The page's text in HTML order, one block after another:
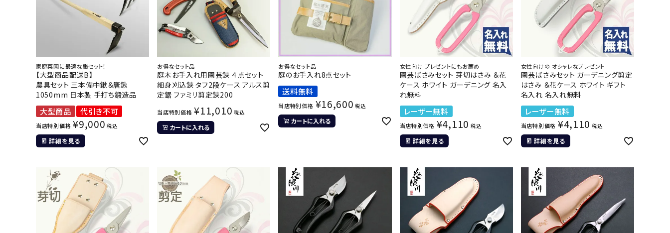
家庭菜園に最適な鍬セット！
【大型商品配送B】
農具セット 三本備中鍬＆唐鍬
1050mm 日本製 手打ち鍛造品
大型商品 代引き不可
当店特別価格 ¥9,000 税込
詳細を見る
お得なセット品
庭木お手入れ用園芸鋏 ４点セット
細身刈込鋏 タフ2段ケース アルス剪
定鋸 ファミリ剪定鋏200
当店特別価格 ¥11,010 税込
カートに入れる
お得なセット品
庭のお手入れ8点セット
送料無料
当店特別価格 ¥16,600 税込
カートに入れる
女性向け プレゼントにもお薦め
園芸ばさみセット 芽切はさみ ＆花
ケース ホワイト ガーデニング 名入
れ無料
レーザー無料
当店特別価格 ¥4,110 税込
詳細を見る
女性向けの オシャレなプレゼント
園芸ばさみセット ガーデニング剪定
はさみ ＆花ケース ホワイト ギフト
名入れ 名入れ無料
レーザー無料
当店特別価格 ¥4,110 税込
詳細を見る